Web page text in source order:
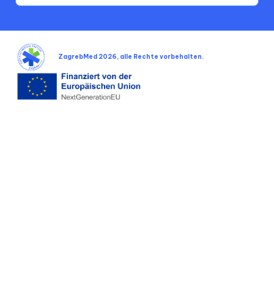
ZagrebMed 2026, alle Rechte vorbehalten.